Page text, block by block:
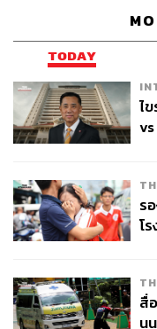
ธ
TODAY
ไ
ร
โ
สื่
น